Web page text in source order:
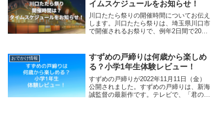
イムスケジュールをお知らせ！
川口たたら祭りの開催時間についてお伝え
します。川口たたら祭りは、埼玉県川口市
で開催されるお祭りで、例年2日間で20万
29日（土）30日（日）です。去年はめちゃ
く...
おでかけ情報
すずめの戸締りは何歳から楽しめ
る？小学1年生体験レビュー！
すずめの戸締りが2022年11月11日（金）
公開されました。すずめの戸締りは、新海
誠監督の最新作です。テレビで、「君の名